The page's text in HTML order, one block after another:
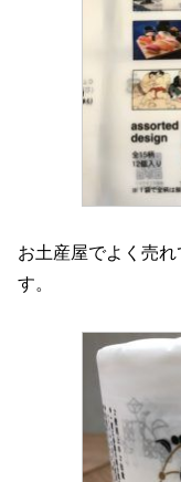
お土産屋でよく売
す。